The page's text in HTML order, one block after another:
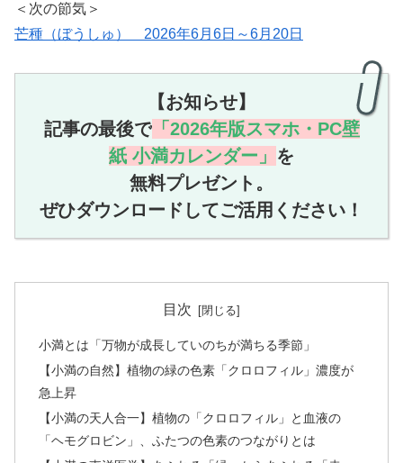
＜次の節気＞
芒種（ぼうしゅ） 2026年6月6日～6月20日
【お知らせ】
記事の最後で「2026年版スマホ・PC壁
紙 小満カレンダー」 を
無料プレゼント。
ぜひダウンロードしてご活用ください！
目次
小満とは「万物が成長していのちが満ちる季節」
【小満の自然】植物の緑の色素「クロロフィル」濃度が
急上昇
【小満の天人合一】植物の「クロロフィル」と血液の
「ヘモグロビン」、ふたつの色素のつながりとは